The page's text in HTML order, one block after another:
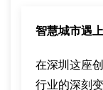
智慧城市遇
在深圳这座
行业的深刻